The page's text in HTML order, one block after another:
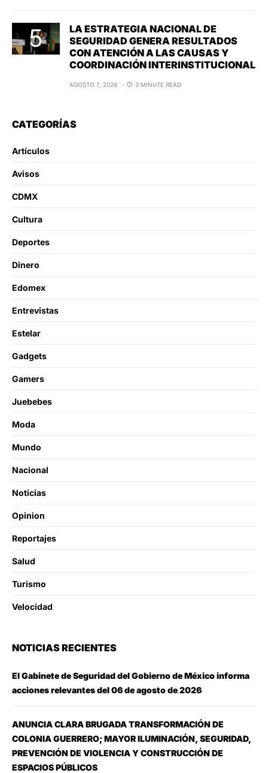
LA ESTRATEGIA NACIONAL DE
SEGURIDAD GENERA RESULTADOS
CON ATENCIÓN A LAS CAUSAS Y
COORDINACIÓN INTERINSTITUCIONAL
AGOSTO 7, 2026 3 MINUTE READ
CATEGORÍAS
Artículos
Avisos
CDMX
Cultura
Deportes
Dinero
Edomex
Entrevistas
Estelar
Gadgets
Gamers
Juebebes
Moda
Mundo
Nacional
Noticias
Opinion
Reportajes
Salud
Turismo
Velocidad
NOTICIAS RECIENTES
El Gabinete de Seguridad del Gobierno de México informa
acciones relevantes del 06 de agosto de 2026
ANUNCIA CLARA BRUGADA TRANSFORMACIÓN DE
COLONIA GUERRERO; MAYOR ILUMINACIÓN, SEGURIDAD,
PREVENCIÓN DE VIOLENCIA Y CONSTRUCCIÓN DE
ESPACIOS PÚBLICOS